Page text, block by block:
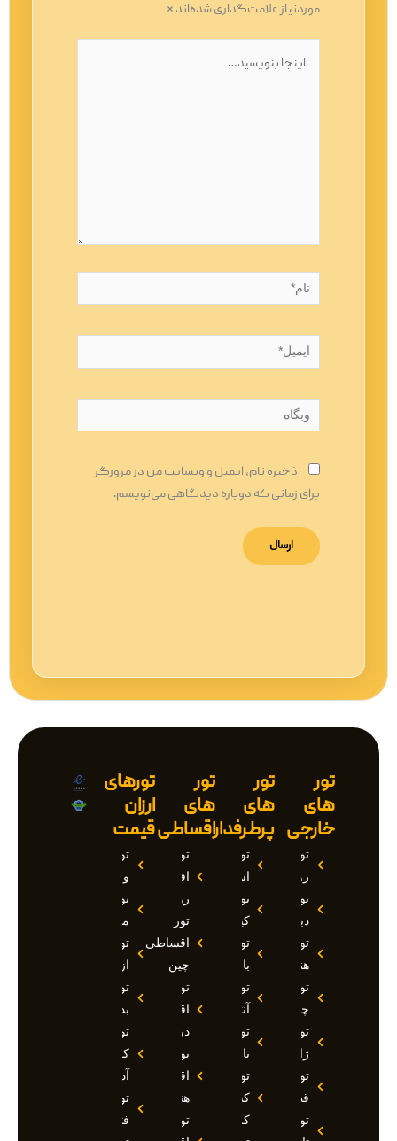
موردنیاز علامت‌گذاری شده‌اند*
بنویسید…
ایمیل*
وبگاه
ذخیره نام، ایمیل و وبسایت من در مرورگر
برای زمانی که دوباره دیدگاهی می‌نویسم.
تور
های
خارجی
تور
روسیه
تور
دبی
تور
هند
تور
چین
تور
ژاپن
تور
قطر
تور
تور
های
پرطرفدار
تور
استانبول
تور
کیش
تور
بالی
تور
آنتالیا
تور
تایلند
تور
کشتی
کروز
تور
های
اقساطی
تور
اقساطی
روسیه
تور
اقساطی
چین
تور
اقساطی
دبی
تور
اقساطی
هند
تور
تورهای
ارزان
قیمت
تور
وان
تور
مارماریس
تور
ازمیر
تور
بدروم
تور
کوش
آداسی
تور
فتحیه